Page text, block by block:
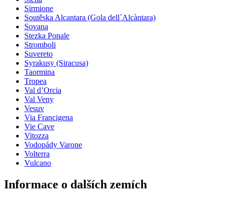
Sirmione
Soutěska Alcantara (Gola dell´Alcàntara)
Sovana
Stezka Ponale
Stromboli
Suvereto
Syrakusy (Siracusa)
Taormina
Tropea
Val d’Orcia
Val Veny
Vesuv
Via Francigena
Vie Cave
Vitozza
Vodopády Varone
Volterra
Vulcano
Informace o dalších zemích